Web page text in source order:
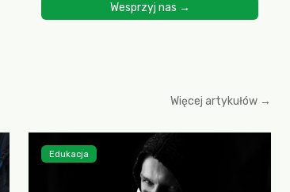
Wesprzyj nas →
Więcej artykułów →
Edukacja